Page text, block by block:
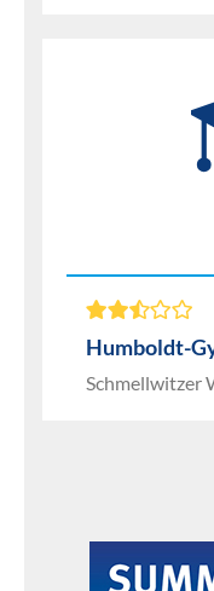
Humboldt-
Schmellwitzer